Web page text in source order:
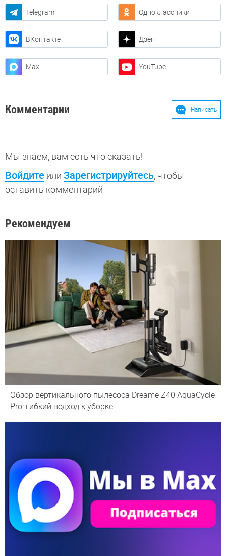
Telegram Одноклассники
ВКонтакте Дзен
Max YouTube
Комментарии Написать
Мы знаем, вам есть что сказать!
Войдите или Зарегистрируйтесь, чтобы
оставить комментарий
Рекомендуем
Обзор вертикального пылесоса Dreame Z40 AquaCycle
Pro: гибкий подход к уборке